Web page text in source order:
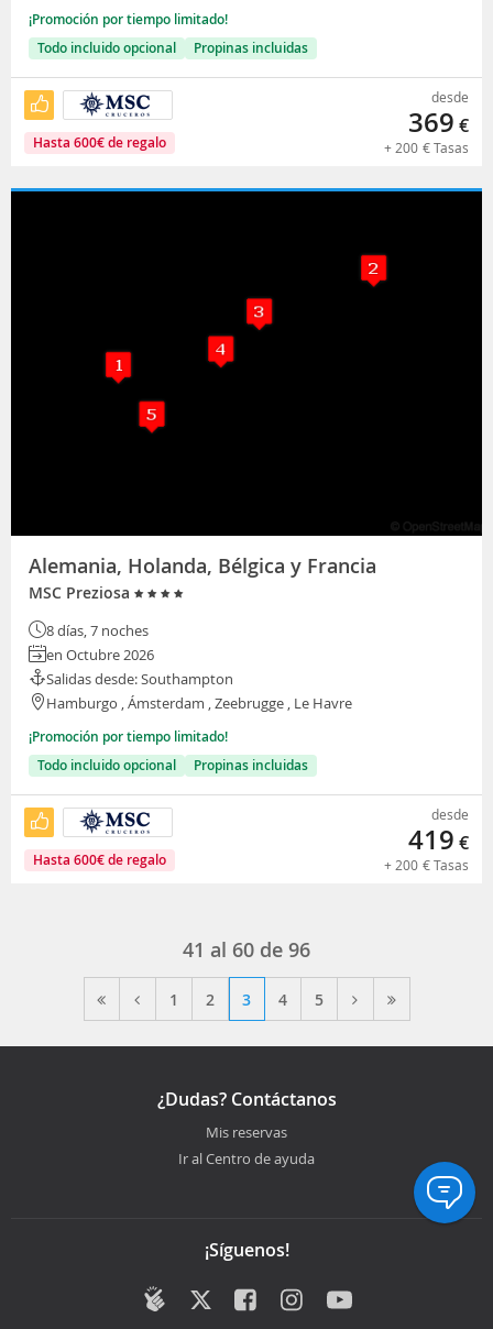
¡Promoción por tiempo limitado!
Todo incluido opcional
Propinas incluidas
Hasta 600€de regalo
desde
369 €
+200 €Tasas
Alemania, Holanda, Bélgica y Francia
MSC Preziosa
8 días, 7 noches
en Octubre 2026
Salidas desde: Southampton
Hamburgo , Ámsterdam , Zeebrugge , Le Havre
¡Promoción por tiempo limitado!
Todo incluido opcional
Propinas incluidas
Hasta 600€de regalo
desde
419 €
+ 200 €Tasas
41 al 60 de 96
1 2 3 4 5
¿Dudas? Contáctanos
Mis reservas
Ir al Centro de ayuda
¡Síguenos!